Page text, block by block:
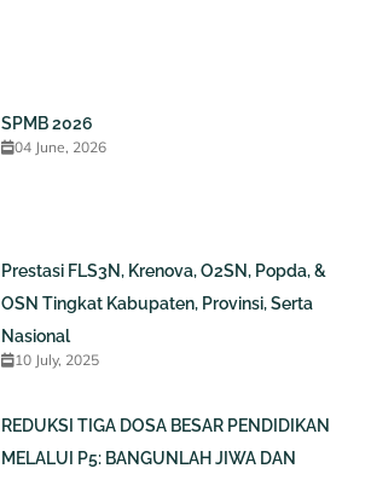
SPMB 2026
04 June, 2026
Prestasi FLS3N, Krenova, O2SN, Popda, &
OSN Tingkat Kabupaten, Provinsi, Serta
Nasional
10 July, 2025
REDUKSI TIGA DOSA BESAR PENDIDIKAN
MELALUI P5: BANGUNLAH JIWA DAN